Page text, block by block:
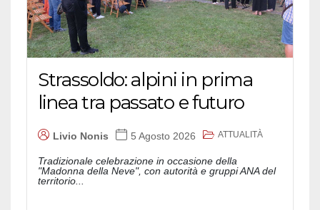
Strassoldo: alpini in prima
linea tra passato e futuro
Livio Nonis 5 Agosto 2026 ATTUALITÀ
Tradizionale celebrazione in occasione della
"Madonna della Neve", con autorità e gruppi ANA del
territorio...